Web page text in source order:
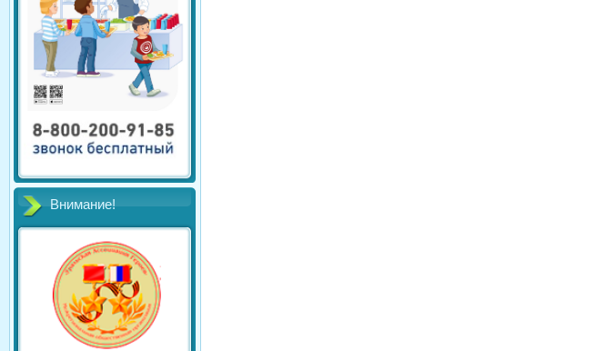
Внимание!